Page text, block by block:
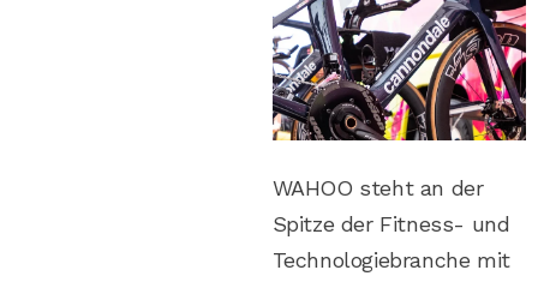
WAHOO steht an der
Spitze der Fitness- und
Technologiebranche mit